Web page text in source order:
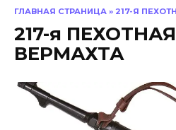
ГЛАВНАЯ СТРАНИЦА » 217-Я
217-я
ВЕРМАХТА